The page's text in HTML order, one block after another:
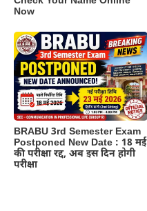
Now
BRABU 3rd Semester Exam
Postponed New Date : 18 मई
की परीक्षा रद्द, अब इस दिन होगी
परीक्षा